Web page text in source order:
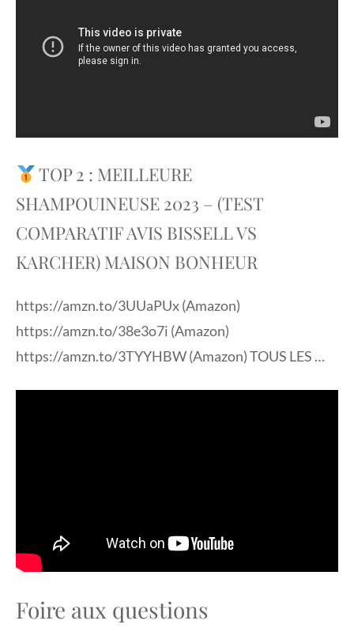
TOP 2 : MEILLEURE
SHAMPOUINEUSE 2023 – (TEST
COMPARATIF AVIS BISSELL VS
KARCHER) MAISON BONHEUR
https://amzn.to/3UUaPUx (Amazon)
https://amzn.to/38e3o7i (Amazon)
https://amzn.to/3TYYHBW (Amazon) TOUS LES …
Foire aux questions